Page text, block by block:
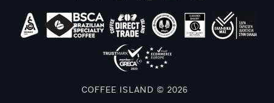
COFFEE ISLAND © 2026